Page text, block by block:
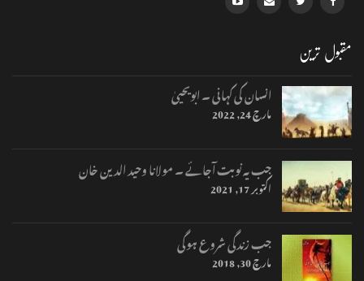
مقبول ترین
انسان کی کہانی ۔ ابویحییٰ
مارچ 24, 2022
جب یہ نوبت آجائے ۔ مولانا وحید الدین خان
اکتوبر 17, 2021
جب زندگی شروع ہوگی
مارچ 30, 2018